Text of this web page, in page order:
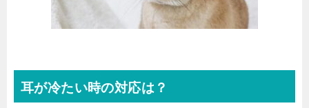
耳が冷たい時の対応は？